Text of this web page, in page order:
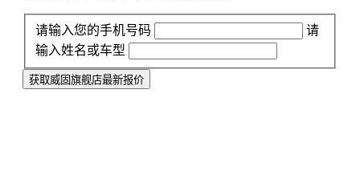
请输入您的手机号码
请
输入姓名或车型
获取威固旗舰店最新报价